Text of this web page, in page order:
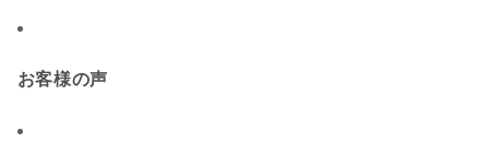
お客様の声